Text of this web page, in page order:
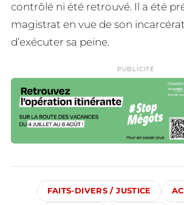
contrôlé ni été retrouvé. Il a été
magistrat en vue de son
d’exécuter sa peine.
PUBLICITÉ
FAITS-DIVERS / JUSTICE